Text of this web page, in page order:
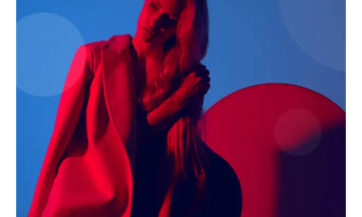
Contact us
Subscription Plans
My account